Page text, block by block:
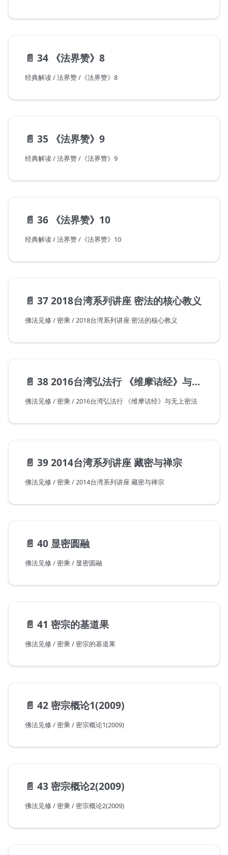
📄️ 34 《法界赞》8
经典解读 / 法界赞 /《法界赞》8
📄️ 35 《法界赞》9
经典解读 / 法界赞 /《法界赞》9
📄️ 36 《法界赞》10
经典解读 / 法界赞 /《法界赞》10
📄️ 37 2018台湾系列讲座 密法的核心教义
佛法见修 / 密乘 / 2018台湾系列讲座 密法的核心教义
📄️ 38 2016台湾弘法行 《维摩诘经》与无上密法
佛法见修 / 密乘 / 2016台湾弘法行 《维摩诘经》与无上密法
📄️ 39 2014台湾系列讲座 藏密与禅宗
佛法见修 / 密乘 / 2014台湾系列讲座 藏密与禅宗
📄️ 40 显密圆融
佛法见修 / 密乘 / 显密圆融
📄️ 41 密宗的基道果
佛法见修 / 密乘 / 密宗的基道果
📄️ 42 密宗概论1(2009)
佛法见修 / 密乘 / 密宗概论1(2009)
📄️ 43 密宗概论2(2009)
佛法见修 / 密乘 / 密宗概论2(2009)